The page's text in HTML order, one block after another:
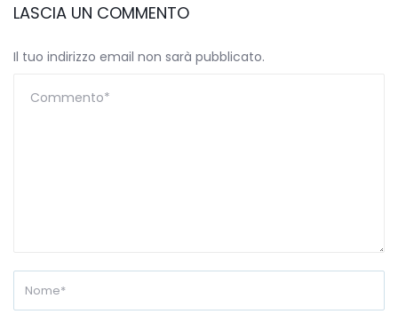
LASCIA UN COMMENTO
Il tuo indirizzo email non sarà pubblicato.